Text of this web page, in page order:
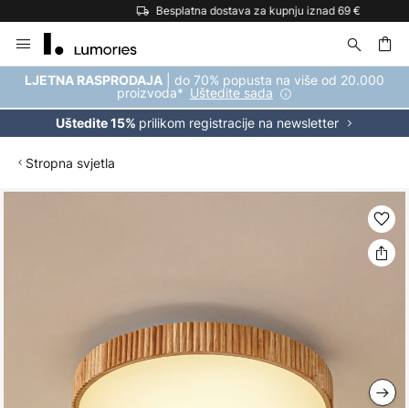
Besplatna dostava za kupnju iznad 69 €
to
Content
LJETNA RASPRODAJA | do 70% popusta na više od 20.000
proizvoda* Uštedite sada
Uštedite 15% prilikom registracije na newsletter
Stropna svjetla